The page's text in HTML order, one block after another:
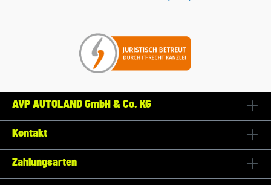
AVP AUTOLAND GmbH & Co. KG
Kontakt
Zahlungsarten